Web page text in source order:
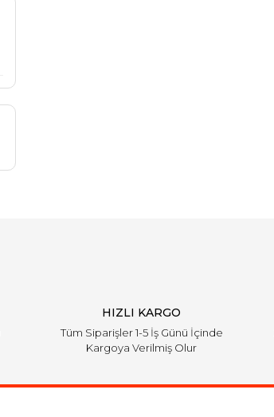
HIZLI KARGO
Tüm Siparişler 1-5 İş Günü İçinde
Kargoya Verilmiş Olur